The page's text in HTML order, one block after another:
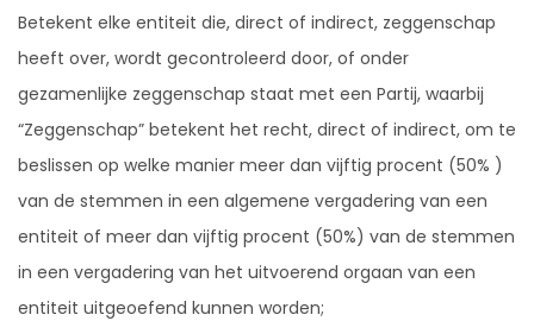
Betekent elke entiteit die, direct of indirect, zeggenschap
heeft over, wordt gecontroleerd door, of onder
gezamenlijke zeggenschap staat met een Partij, waarbij
“Zeggenschap” betekent het recht, direct of indirect, om te
beslissen op welke manier meer dan vijftig procent (50% )
van de stemmen in een algemene vergadering van een
entiteit of meer dan vijftig procent (50%) van de stemmen
in een vergadering van het uitvoerend orgaan van een
entiteit uitgeoefend kunnen worden;